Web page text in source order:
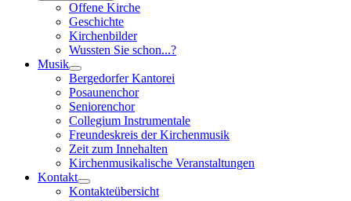
Offene Kirche
Geschichte
Kirchenbilder
Wussten Sie schon...?
Musik
Bergedorfer Kantorei
Posaunenchor
Seniorenchor
Collegium Instrumentale
Freundeskreis der Kirchenmusik
Zeit zum Innehalten
Kirchenmusikalische Veranstaltungen
Kontakt
Kontakteübersicht